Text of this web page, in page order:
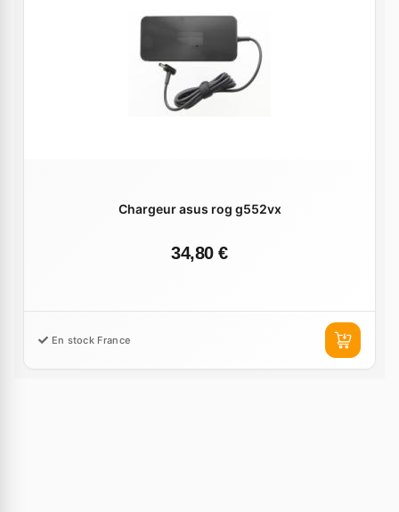
Chargeur asus rog g552vx
34,80 €
En stock France